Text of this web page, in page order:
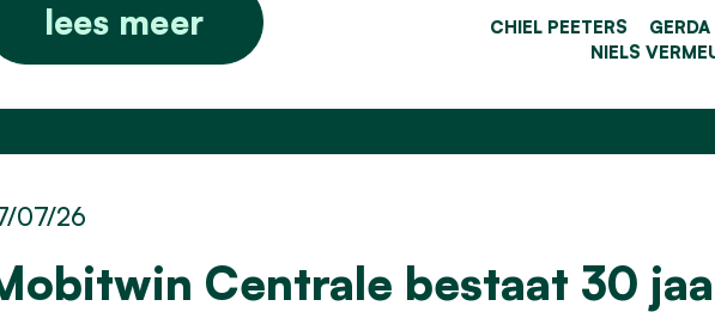
lees meer CHIEL PEETERS
NIELS
Centrale bestaat 30
07/26